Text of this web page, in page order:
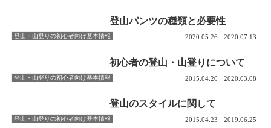
登山・山登りの初心者向け基本情報
登山パンツの種類と必要性
2020.05.26 2020.07.13
登山・山登りの初心者向け基本情報
初心者の登山・山登りについて
2015.04.20 2020.03.08
登山・山登りの初心者向け基本情報
登山のスタイルに関して
2015.04.23 2019.06.25